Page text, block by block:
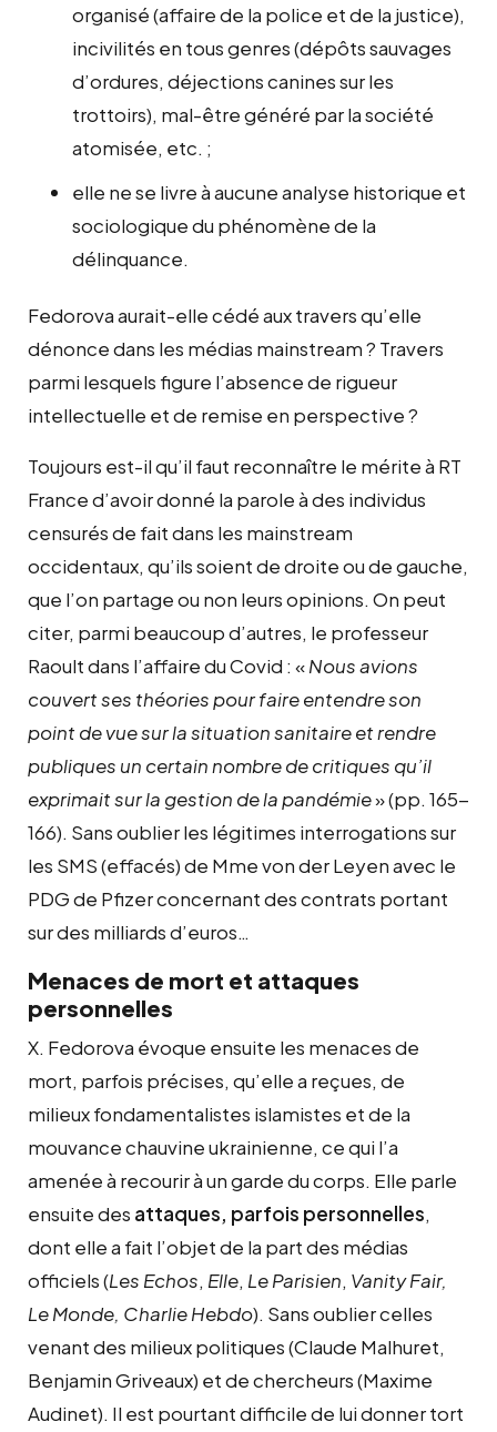
organisé (affaire de la police et de la justice),
incivilités en tous genres (dépôts sauvages
d’ordures, déjections canines sur les
trottoirs), mal-être généré par la société
atomisée, etc. ;
elle ne se livre à aucune analyse historique et
sociologique du phénomène de la
délinquance.
Fedorova aurait-elle cédé aux travers qu’elle
dénonce dans les médias mainstream ? Travers
parmi lesquels figure l’absence de rigueur
intellectuelle et de remise en perspective ?
Toujours est-il qu’il faut reconnaître le mérite à RT
France d’avoir donné la parole à des individus
censurés de fait dans les mainstream
occidentaux, qu’ils soient de droite ou de gauche,
que l’on partage ou non leurs opinions. On peut
citer, parmi beaucoup d’autres, le professeur
Raoult dans l’affaire du Covid : «Nous avions
couvert ses théories pour faire entendre son
point de vue sur la situation sanitaire et rendre
publiques un certain nombre de critiques qu’il
exprimait sur la gestion de la pandémie» (pp. 165-
166). Sans oublier les légitimes interrogations sur
les SMS (effacés) de Mme von der Leyen avec le
PDG de Pfizer concernant des contrats portant
sur des milliards d’euros…
Menaces de mort et attaques
personnelles
X. Fedorova évoque ensuite les menaces de
mort, parfois précises, qu’elle a reçues, de
milieux fondamentalistes islamistes et de la
mouvance chauvine ukrainienne, ce qui l’a
amenée à recourir à un garde du corps. Elle parle
ensuite des attaques, parfois personnelles,
dont elle a fait l’objet de la part des médias
officiels (Les Echos, Elle, Le Parisien, Vanity Fair,
Le Monde, Charlie Hebdo). Sans oublier celles
venant des milieux politiques (Claude Malhuret,
Benjamin Griveaux) et de chercheurs (Maxime
Audinet). Il est pourtant difficile de lui donner tort